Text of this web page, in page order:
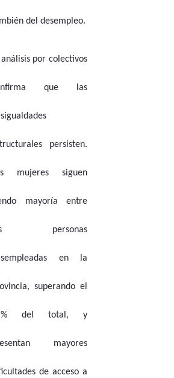
del desempleo.
análisis por colectivos
que las
persisten.
mujeres siguen
mayoría entre
personas
en la
superando el
del total, y
mayores
de acceso a